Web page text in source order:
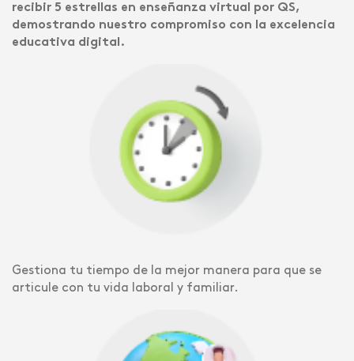
recibir 5 estrellas en enseñanza virtual por QS,
demostrando nuestro compromiso con la excelencia
educativa digital.
Gestiona tu tiempo de la mejor manera para que se
articule con tu vida laboral y familiar.